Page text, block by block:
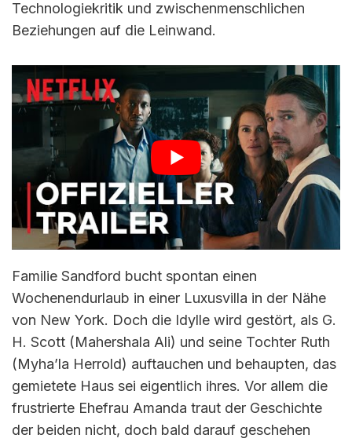
Technologiekritik und zwischenmenschlichen
Beziehungen auf die Leinwand.
Familie Sandford bucht spontan einen
Wochenendurlaub in einer Luxusvilla in der Nähe
von New York. Doch die Idylle wird gestört, als G.
H. Scott (Mahershala Ali) und seine Tochter Ruth
(Myha’la Herrold) auftauchen und behaupten, das
gemietete Haus sei eigentlich ihres. Vor allem die
frustrierte Ehefrau Amanda traut der Geschichte
der beiden nicht, doch bald darauf geschehen